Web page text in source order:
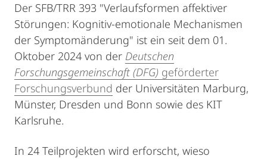
Der SFB/TRR 393 "Verlaufsformen affektiver
Störungen: Kognitiv-emotionale Mechanismen
der Symptomänderung" ist ein seit dem 01.
Oktober 2024 von der Deutschen
Forschungsgemeinschaft (DFG) geförderter
Forschungsverbund der Universitäten Marburg,
Münster, Dresden und Bonn sowie des KIT
Karlsruhe.
In 24 Teilprojekten wird erforscht, wieso